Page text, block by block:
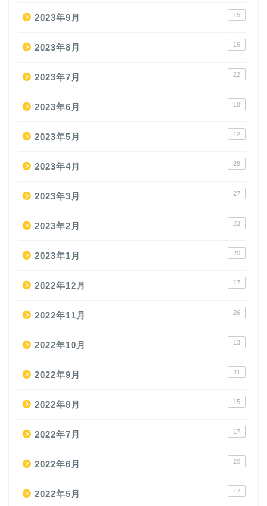
2023年9月 15
2023年8月 16
2023年7月 22
2023年6月 18
2023年5月 12
2023年4月 28
2023年3月 27
2023年2月 23
2023年1月 20
2022年12月 17
2022年11月 26
2022年10月 13
2022年9月 11
2022年8月 15
2022年7月 17
2022年6月 20
2022年5月 17